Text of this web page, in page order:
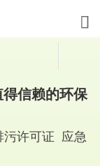
信赖的环保
许可证 应急